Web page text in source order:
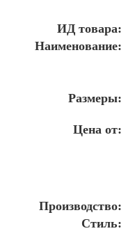
ИД товара:
Наименование:
Размеры:
Цена от:
Производство:
Стиль: